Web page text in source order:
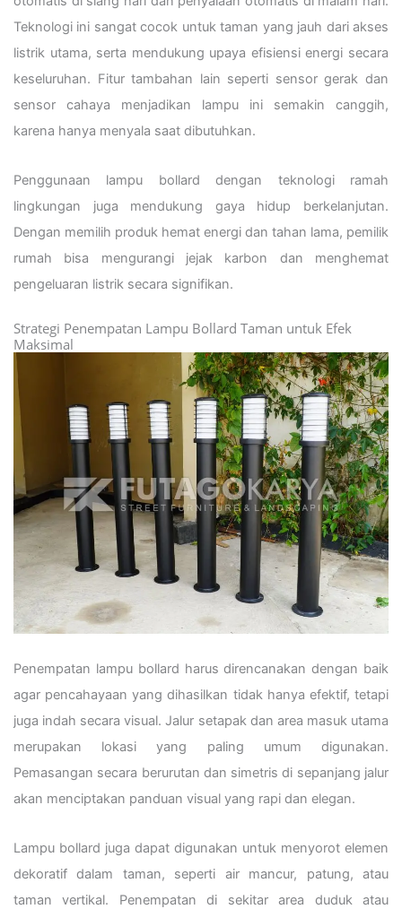
Teknologi ini sangat cocok untuk taman yang jauh dari akses
listrik utama, serta mendukung upaya efisiensi energi secara
keseluruhan. Fitur tambahan lain seperti sensor gerak dan
sensor cahaya menjadikan lampu ini semakin canggih,
karena hanya menyala saat dibutuhkan.
Penggunaan lampu bollard dengan teknologi ramah
lingkungan juga mendukung gaya hidup berkelanjutan.
Dengan memilih produk hemat energi dan tahan lama, pemilik
rumah bisa mengurangi jejak karbon dan menghemat
pengeluaran listrik secara signifikan.
Strategi Penempatan Lampu Bollard Taman untuk Efek
Maksimal
Penempatan lampu bollard harus direncanakan dengan baik
agar pencahayaan yang dihasilkan tidak hanya efektif, tetapi
juga indah secara visual. Jalur setapak dan area masuk utama
merupakan lokasi yang paling umum digunakan.
Pemasangan secara berurutan dan simetris di sepanjang jalur
akan menciptakan panduan visual yang rapi dan elegan.
Lampu bollard juga dapat digunakan untuk menyorot elemen
dekoratif dalam taman, seperti air mancur, patung, atau
taman vertikal. Penempatan di sekitar area duduk atau